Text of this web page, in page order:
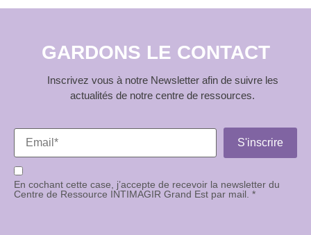
GARDONS LE CONTACT
Inscrivez vous à notre Newsletter afin de suivre les
actualités de notre centre de ressources.
En cochant cette case, j’accepte de recevoir la newsletter du
Centre de Ressource INTIMAGIR Grand Est par mail. *